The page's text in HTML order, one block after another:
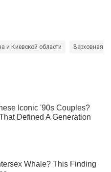
и Киевской области Верховная